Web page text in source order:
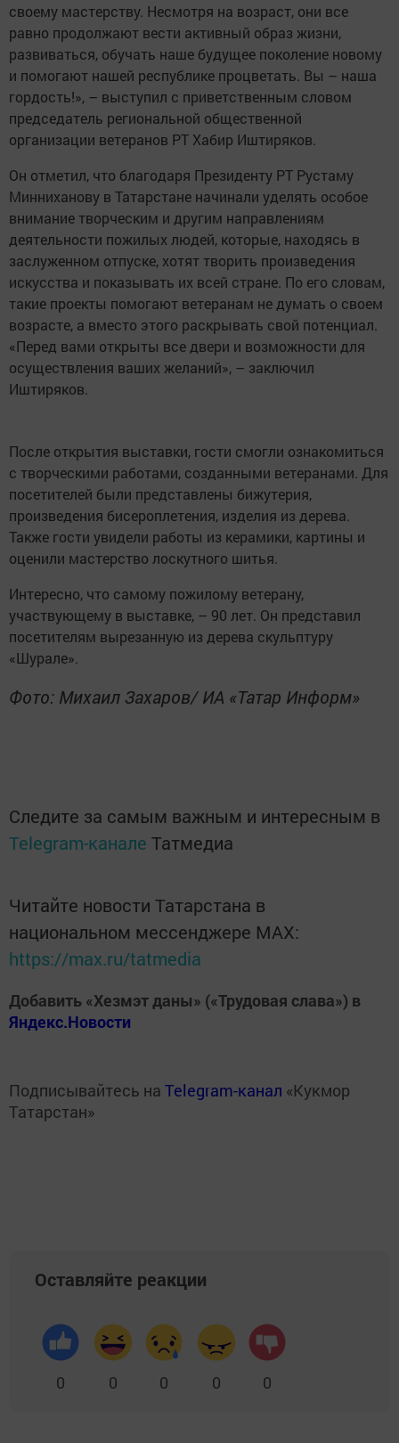
своему мастерству. Несмотря на возраст, они все
равно продолжают вести активный образ жизни,
развиваться, обучать наше будущее поколение новому
и помогают нашей республике процветать. Вы – наша
гордость!», – выступил с приветственным словом
председатель региональной общественной
организации ветеранов РТ Хабир Иштиряков.
Он отметил, что благодаря Президенту РТ Рустаму
Минниханову в Татарстане начинали уделять особое
внимание творческим и другим направлениям
деятельности пожилых людей, которые, находясь в
заслуженном отпуске, хотят творить произведения
искусства и показывать их всей стране. По его словам,
такие проекты помогают ветеранам не думать о своем
возрасте, а вместо этого раскрывать свой потенциал.
«Перед вами открыты все двери и возможности для
осуществления ваших желаний», – заключил
Иштиряков.
После открытия выставки, гости смогли ознакомиться
с творческими работами, созданными ветеранами. Для
посетителей были представлены бижутерия,
произведения бисероплетения, изделия из дерева.
Также гости увидели работы из керамики, картины и
оценили мастерство лоскутного шитья.
Интересно, что самому пожилому ветерану,
участвующему в выставке, – 90 лет. Он представил
посетителям вырезанную из дерева скульптуру
«Шурале».
Фото: Михаил Захаров/ ИА «Татар Информ»
Следите за самым важным и интересным в
Telegram-канале Татмедиа
Читайте новости Татарстана в
национальном мессенджере MАХ:
https://max.ru/tatmedia
Добавить «Хезмэт даны» («Трудовая слава») в
Яндекс.Новости
Подписывайтесь на Telegram-канал «Кукмор
Татарстан»
Оставляйте реакции
0 0 0 0 0